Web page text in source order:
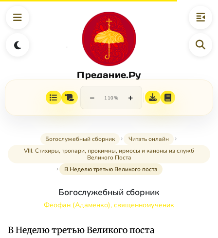
Предание.Ру
− 110% +
Богослужебный сборник
Читать онлайн
VIII. Стихиры, тропари, прокимны, ирмосы и каноны из служб
Великого Поста
В Неделю третью Великого поста
Богослужебный сборник
Феофан (Адаменко), священномученик
В Неделю третью Великого поста